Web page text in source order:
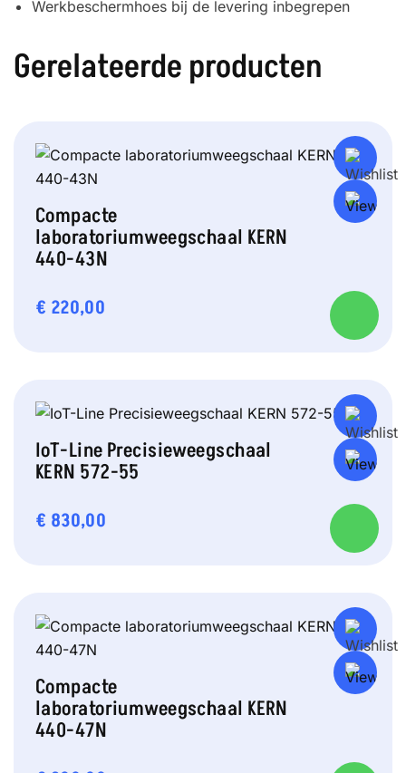
Werkbeschermhoes bij de levering inbegrepen
Gerelateerde producten
Compacte
laboratoriumweegschaal KERN
440-43N
€ 220,00
IoT-Line Precisieweegschaal
KERN 572-55
€ 830,00
Compacte
laboratoriumweegschaal KERN
440-47N